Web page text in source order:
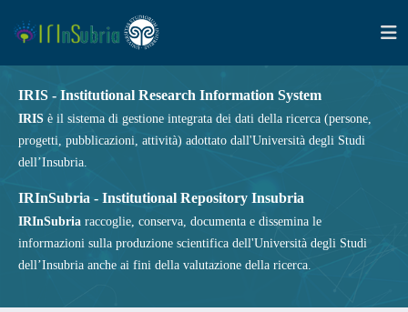
IRIS - Institutional Research Information System
IRIS è il sistema di gestione integrata dei dati della ricerca (persone,
progetti, pubblicazioni, attività) adottato dall'Università degli Studi
dell’Insubria.
IRInSubria - Institutional Repository Insubria
IRInSubria raccoglie, conserva, documenta e dissemina le
informazioni sulla produzione scientifica dell'Università degli Studi
dell’Insubria anche ai fini della valutazione della ricerca.